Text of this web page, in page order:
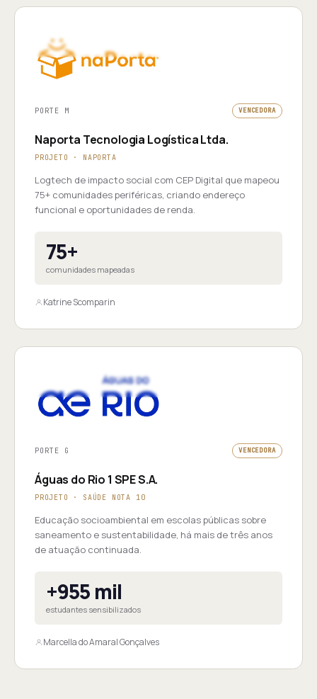
PORTE M VENCEDORA
Naporta Tecnologia Logística Ltda.
PROJETO · NAPORTA
Logtech de impacto social com CEP Digital que mapeou
75+ comunidades periféricas, criando endereço
funcional e oportunidades de renda.
75+
comunidades mapeadas
Katrine Scomparin
PORTE G VENCEDORA
Águas do Rio 1 SPE S.A.
PROJETO · SAÚDE NOTA 10
Educação socioambiental em escolas públicas sobre
saneamento e sustentabilidade, há mais de três anos
de atuação continuada.
+955 mil
estudantes sensibilizados
Marcella do Amaral Gonçalves